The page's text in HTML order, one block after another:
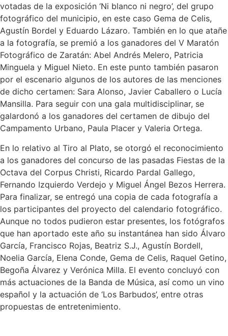
votadas de la exposición ‘Ni blanco ni negro’, del grupo
fotográfico del municipio, en este caso Gema de Celis,
Agustín Bordel y Eduardo Lázaro. También en lo que atañe
a la fotografía, se premió a los ganadores del V Maratón
Fotográfico de Zaratán: Abel Andrés Melero, Patricia
Minguela y Miguel Nieto. En este punto también pasaron
por el escenario algunos de los autores de las menciones
de dicho certamen: Sara Alonso, Javier Caballero o Lucía
Mansilla. Para seguir con una gala multidisciplinar, se
galardonó a los ganadores del certamen de dibujo del
Campamento Urbano, Paula Placer y Valeria Ortega.
En lo relativo al Tiro al Plato, se otorgó el reconocimiento
a los ganadores del concurso de las pasadas Fiestas de la
Octava del Corpus Christi, Ricardo Pardal Gallego,
Fernando Izquierdo Verdejo y Miguel Ángel Bezos Herrera.
Para finalizar, se entregó una copia de cada fotografía a
los participantes del proyecto del calendario fotográfico.
Aunque no todos pudieron estar presentes, los fotógrafos
que han aportado este año su instantánea han sido Álvaro
García, Francisco Rojas, Beatriz S.J., Agustín Bordell,
Noelia García, Elena Conde, Gema de Celis, Raquel Getino,
Begoña Álvarez y Verónica Milla. El evento concluyó con
más actuaciones de la Banda de Música, así como un vino
español y la actuación de ‘Los Barbudos’, entre otras
propuestas de entretenimiento.